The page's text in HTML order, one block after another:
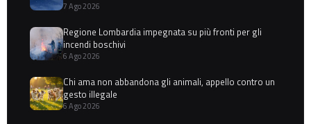
7 Ago 2026
Regione Lombardia impegnata su più fronti per gli
incendi boschivi
6 Ago 2026
Chi ama non abbandona gli animali, appello contro un
gesto illegale
6 Ago 2026